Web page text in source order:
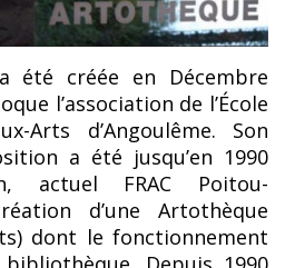
a été créée en Décembre
l’association de l’École
Arts d’Angoulême. Son
a été jusqu’en 1990
actuel FRAC Poitou-
d’une Artothèque
dont le fonctionnement